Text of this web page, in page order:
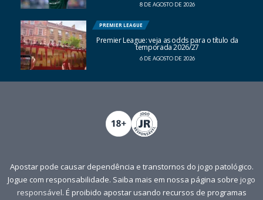
8 DE AGOSTO DE 2026
PREMIER LEAGUE
Premier League: veja as odds para o título da
temporada 2026/27
6 DE AGOSTO DE 2026
Apostar pode causar dependência e transtornos do jogo patológico.
Jogue com responsabilidade. Saiba mais em nossa página sobre jogo
responsável. É proibido apostar usando recursos de programas